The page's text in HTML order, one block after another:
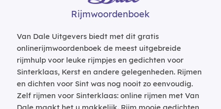
Rijmwoordenboek
Van Dale Uitgevers biedt met dit gratis
onlinerijmwoordenboek de meest uitgebreide
rijmhulp voor leuke rijmpjes en gedichten voor
Sinterklaas, Kerst en andere gelegenheden. Rijmen
en dichten voor Sint was nog nooit zo eenvoudig.
Zelf rijmen voor Sinterklaas: online rijmen met Van
Dale maakt het u makkelijk. Rijm mooie gedichten